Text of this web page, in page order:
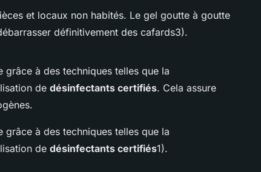
et locaux non habités. Le gel goutte à goutte
définitivement des cafards3).
à des techniques telles que la
de désinfectants certifiés. Cela assure
à des techniques telles que la
de désinfectants certifiés1).